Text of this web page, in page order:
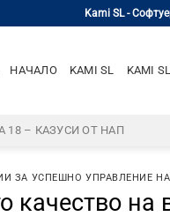
Kami SL -
НАЧАЛО KAMI SL KAMI
18 – КАЗУСИ ОТ НАП
ЗА УСПЕШНО УПРАВЛЕНИЕ
качество на